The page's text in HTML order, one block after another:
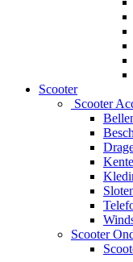
Scooter
Scooter
Scooter